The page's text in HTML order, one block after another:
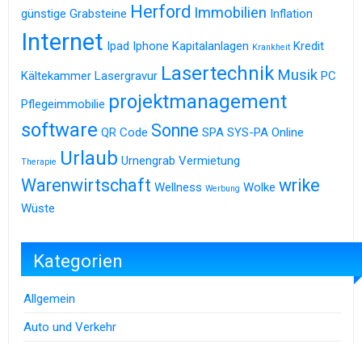
günstige Grabsteine Herford Immobilien Inflation
Internet Ipad Iphone Kapitalanlagen Krankheit Kredit
Kältekammer Lasergravur Lasertechnik Musik PC
Pflegeimmobilie projektmanagement
software QR Code Sonne SPA SYS-PA Online
Therapie Urlaub Urnengrab Vermietung
Warenwirtschaft Wellness Werbung Wolke wrike
Wüste
Kategorien
Allgemein
Auto und Verkehr